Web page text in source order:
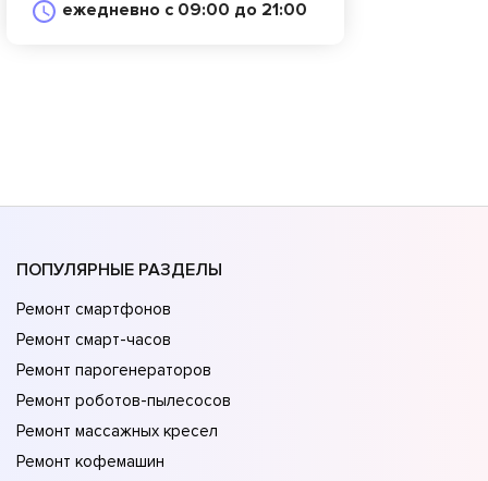
ежедневно с 09:00 до 21:00
ПОПУЛЯРНЫЕ РАЗДЕЛЫ
Ремонт смартфонов
Ремонт смарт-часов
Ремонт парогенераторов
Ремонт роботов-пылесосов
Ремонт массажных кресел
Ремонт кофемашин